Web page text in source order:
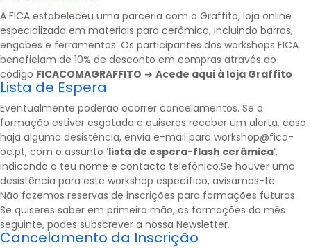
A FICA estabeleceu uma parceria com a Graffito, loja online
especializada em materiais para cerâmica, incluindo barros,
engobes e ferramentas. Os participantes dos workshops FICA
beneficiam de 10% de desconto em compras através do
código FICACOMAGRAFFITO ➔ Acede aqui à loja Graffito
Lista de Espera
Eventualmente poderão ocorrer cancelamentos. Se a
formação estiver esgotada e quiseres receber um alerta, caso
haja alguma desistência, envia e-mail para workshop@fica-
oc.pt, com o assunto ‘lista de espera-flash cerâmica‘,
indicando o teu nome e contacto telefónico.Se houver uma
desistência para este workshop específico, avisamos-te.
Não fazemos reservas de inscrições para formações futuras.
Se quiseres saber em primeira mão, as formações do mês
seguinte, podes subscrever a nossa Newsletter.
Cancelamento da Inscrição